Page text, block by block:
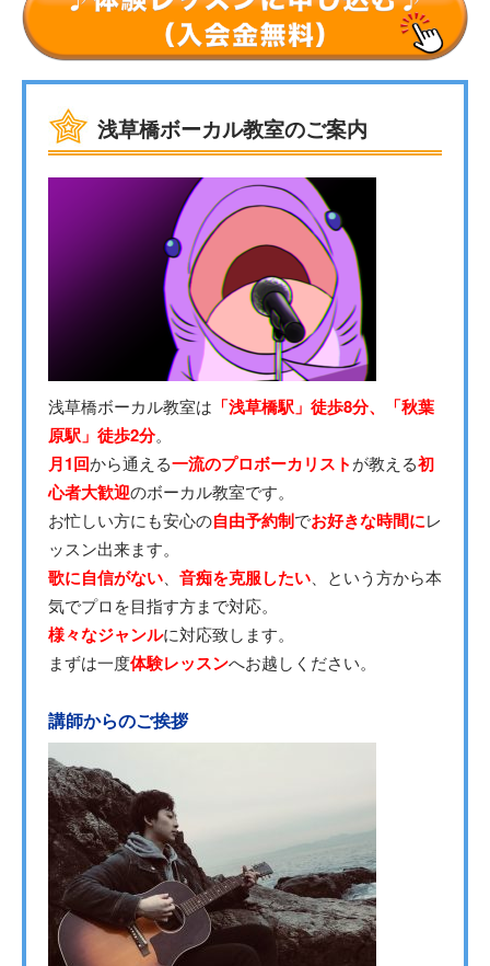
浅草橋ボーカル教室のご案内
浅草橋ボーカル教室は 「浅草橋駅」徒歩8分、「秋葉
原駅」徒歩2分。
月1回から通える一流のプロボーカリストが教える初
心者大歓迎のボーカル教室です。
お忙しい方にも安心の自由予約制でお好きな時間にレ
ッスン出来ます。
歌に自信がない 音痴を克服したい 、という方から本
気でプロを目指す方まで対応。
様々なジャンルに対応致します。
まずは一度体験レッスンへお越しください。
講師からのご挨拶